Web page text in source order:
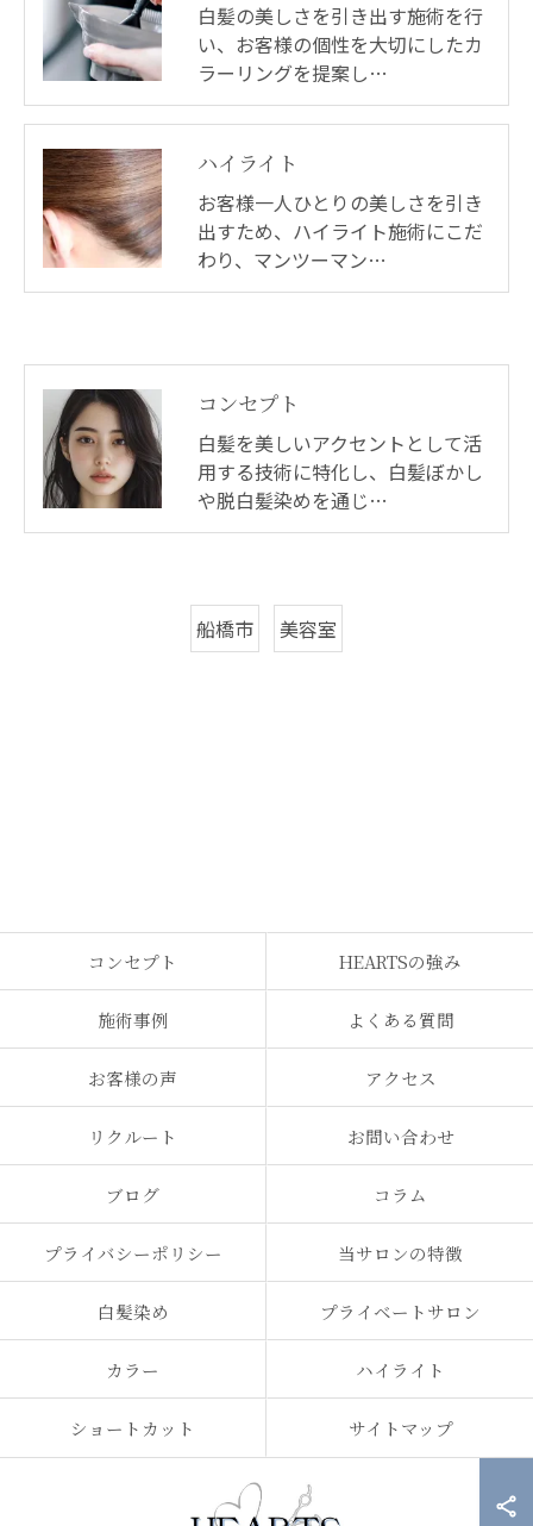
白髪の美しさを引き出す施術を行
い、お客様の個性を大切にしたカ
ラーリングを提案し…
ハイライト
お客様一人ひとりの美しさを引き
出すため、ハイライト施術にこだ
わり、マンツーマン…
コンセプト
白髪を美しいアクセントとして活
用する技術に特化し、白髪ぼかし
や脱白髪染めを通じ…
船橋市 美容室
コンセプト HEARTSの強み
施術事例 よくある質問
お客様の声 アクセス
リクルート お問い合わせ
ブログ コラム
プライバシーポリシー 当サロンの特徴
白髪染め プライベートサロン
カラー ハイライト
ショートカット サイトマップ